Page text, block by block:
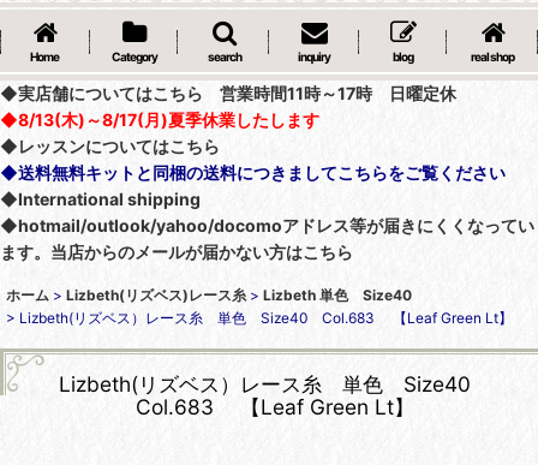
Home Category search inquiry blog real shop
◆実店舗についてはこちら 営業時間11時～17時 日曜定休
◆8/13(木)～8/17(月)夏季休業したします
◆レッスンについてはこちら
◆送料無料キットと同梱の送料につきましてこちらをご覧ください
◆International shipping
◆hotmail/outlook/yahoo/docomoアドレス等が届きにくくなってい
ます。当店からのメールが届かない方はこちら
ホーム > Lizbeth(リズベス)レース糸 > Lizbeth 単色 Size40
> Lizbeth(リズベス）レース糸 単色 Size40 Col.683 【Leaf Green Lt】
Lizbeth(リズベス）レース糸 単色 Size40
Col.683 【Leaf Green Lt】